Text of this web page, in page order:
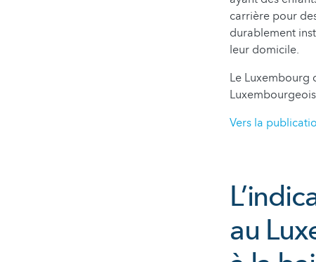
carrière pour
durablement
leur domicile.
Le Luxembourg
Vers la
au